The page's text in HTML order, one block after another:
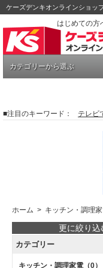
ケーズデンキオンラインショッ
はじめての方
カテゴリーから選ぶ
■注目のキーワード： テレビ
ホーム > キッチン・調理
更に絞り込
カテゴリー
キッチン・調理家電 （0）